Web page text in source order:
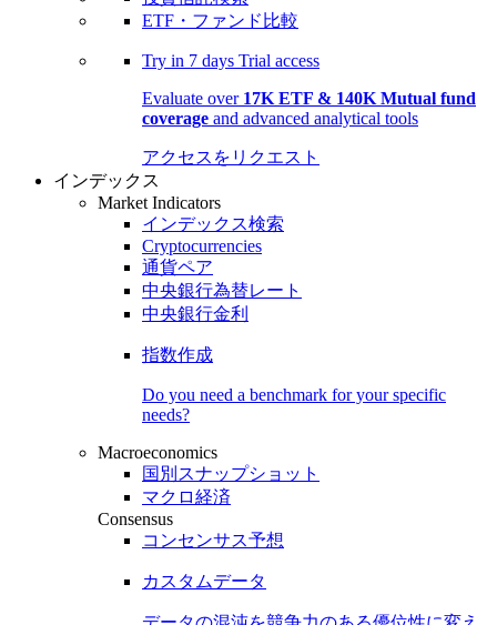
ETF・ファンド比較
Try in 7 days Trial access
Evaluate over 17K ETF & 140K Mutual fund
coverage and advanced analytical tools
アクセスをリクエスト
インデックス
Market Indicators
インデックス検索
Cryptocurrencies
通貨ペア
中央銀行為替レート
中央銀行金利
指数作成
Do you need a benchmark for your specific
needs?
Macroeconomics
国別スナップショット
マクロ経済
Consensus
コンセンサス予想
カスタムデータ